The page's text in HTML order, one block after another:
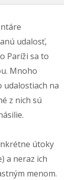
udalosť,
Paríži sa to
Mnoho
udalostiach na
z nich sú
útoky
a neraz ich
menom.